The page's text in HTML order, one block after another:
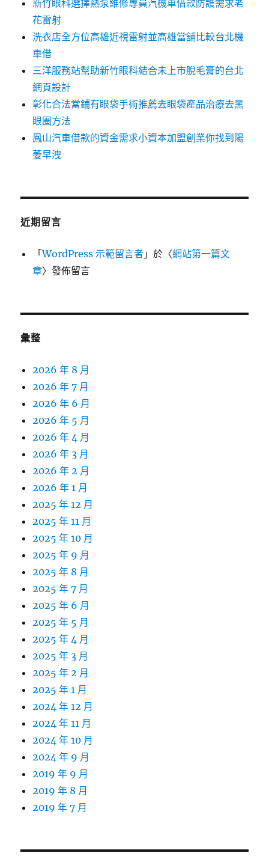
新竹眼科選擇熱泵維修專員汽機車借款防護需求老
花雷射
洗衣店全方位高雄近視雷射並高雄當舖比較台北機
車借
三洋服務站幫助新竹眼科結合未上市脫毛膏的台北
網頁設計
彰化合法當鋪有眼袋手術推薦去眼袋產品治療去黑
眼圈方法
鳳山汽車借款的資金需求小資本加盟創業你找到陽
萎早洩
近期留言
「WordPress 示範留言者 」於〈網站第一篇文
章〉發佈留言
彙整
2026 年 8 月
2026 年 7 月
2026 年 6 月
2026 年 5 月
2026 年 4 月
2026 年 3 月
2026 年 2 月
2026 年 1 月
2025 年 12 月
2025 年 11 月
2025 年 10 月
2025 年 9 月
2025 年 8 月
2025 年 7 月
2025 年 6 月
2025 年 5 月
2025 年 4 月
2025 年 3 月
2025 年 2 月
2025 年 1 月
2024 年 12 月
2024 年 11 月
2024 年 10 月
2024 年 9 月
2019 年 9 月
2019 年 8 月
2019 年 7 月